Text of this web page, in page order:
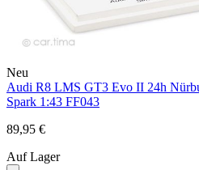
Neu
Audi R8 LMS GT3 Evo II 24h
Spark 1:43 FF043
89,95 €
Auf Lager